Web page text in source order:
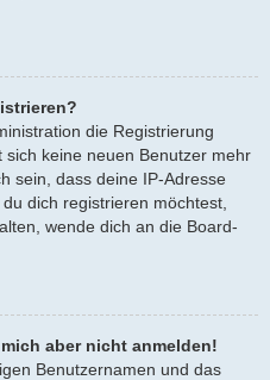
die Registrierung
keine neuen Benutzer mehr
sein, dass deine IP-Adresse
dich registrieren möchtest,
wende dich an die Board-
aber nicht anmelden!
Benutzernamen und das